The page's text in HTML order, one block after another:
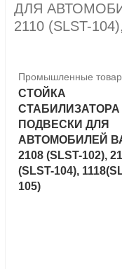
ДЛЯ
2110 (SLST-
Промышленные
СТОЙКА
СТАБИЛИЗАТОРА
ПОДВЕСКИ ДЛЯ
АВТОМОБИЛЕЙ
2108 (SLST-102),
(SLST-104),
105)